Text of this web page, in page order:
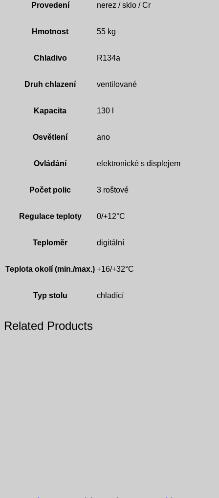
Provedení nerez / sklo / Cr
Hmotnost 55 kg
Chladivo R134a
Druh chlazení ventilované
Kapacita 130 l
Osvětlení ano
Ovládání elektronické s displejem
Počet polic 3 roštové
Regulace teploty 0/+12°C
Teploměr digitální
Teplota okolí (min./max.) +16/+32°C
Typ stolu chladící
Related Products